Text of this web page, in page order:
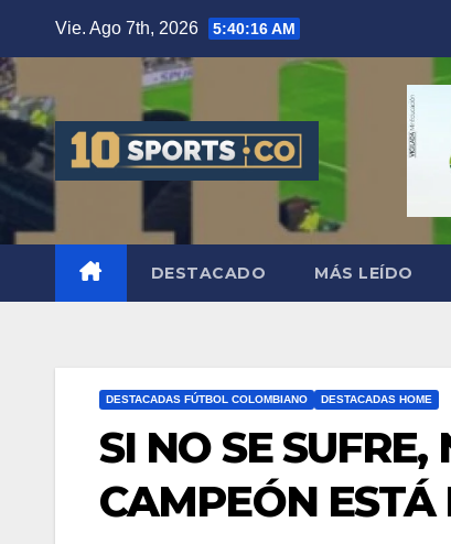
Vie. Ago 7th, 2026 5:40:18 AM
DESTACADO MÁS LEÍDO
DESTACADAS FÚTBOL COLOMBIANO DESTACADAS HOME
SI NO SE
CAMPEÓN